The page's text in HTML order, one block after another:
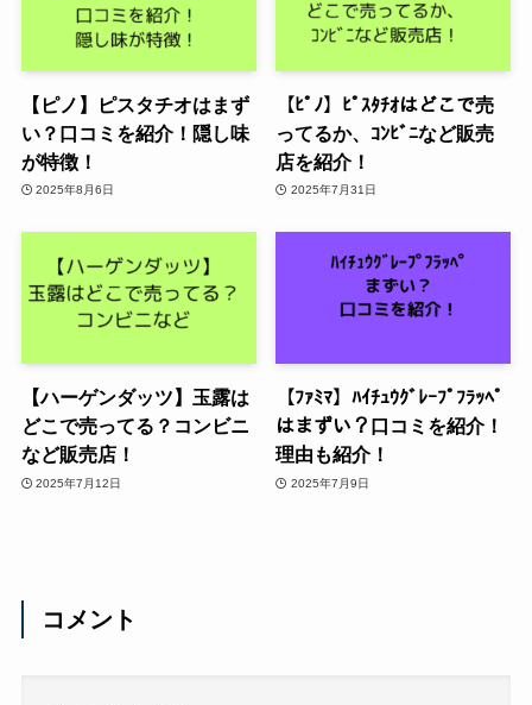
【ピノ】ピスタチオはまず
い？口コミを紹介！隠し味
が特徴！
2025年8月6日
【ﾋﾟﾉ】ﾋﾟｽﾀﾁｵはどこで売
ってるか、ｺﾝﾋﾞﾆなど販売
店を紹介！
2025年7月31日
【ハーゲンダッツ】玉露は
どこで売ってる？コンビニ
など販売店！
2025年7月12日
【ﾌｧﾐﾏ】ﾊｲﾁｭｳｸﾞﾚｰﾌﾟﾌﾗｯﾍﾟ
はまずい？口コミを紹介！
理由も紹介！
2025年7月9日
コメント